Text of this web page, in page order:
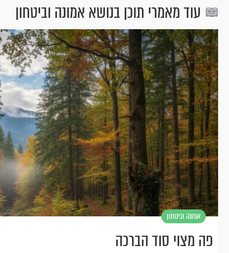
עוד מאמרי תוכן בנושא אמונה וביטחון
אמונה וביטחון
פה מצוי סוד הברכה